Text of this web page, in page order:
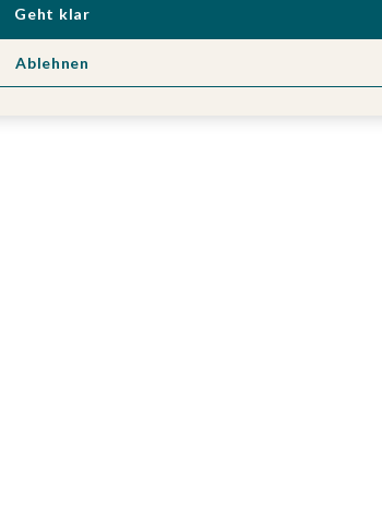
Ablehnen
Geht klar